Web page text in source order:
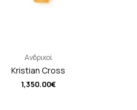
Ανδρικοί
Kristian Cross
1,350.00€